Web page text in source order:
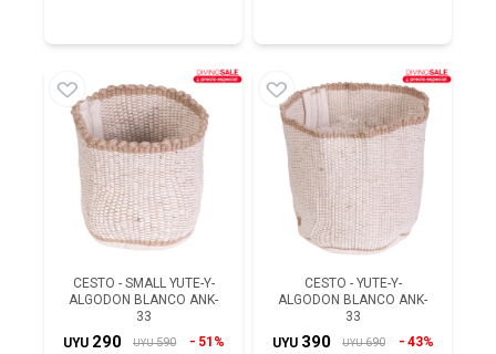
CESTO - SMALL YUTE-Y-
ALGODON BLANCO ANK-
33
UYU 290 UYU 590 51%
CESTO - YUTE-Y-
ALGODON BLANCO ANK-
33
UYU 390 UYU 690 43%